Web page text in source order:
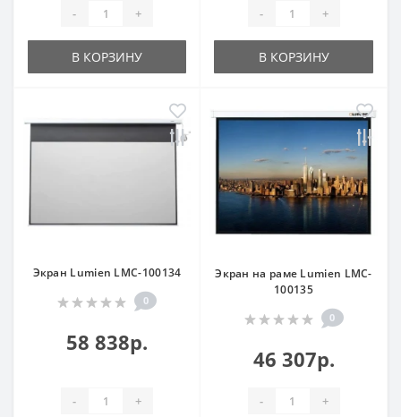
- +
В КОРЗИНУ
- +
В КОРЗИНУ
Экран Lumien LMC-100134
0
58 838р.
- +
Экран на раме Lumien LMC-
100135
0
46 307р.
- +